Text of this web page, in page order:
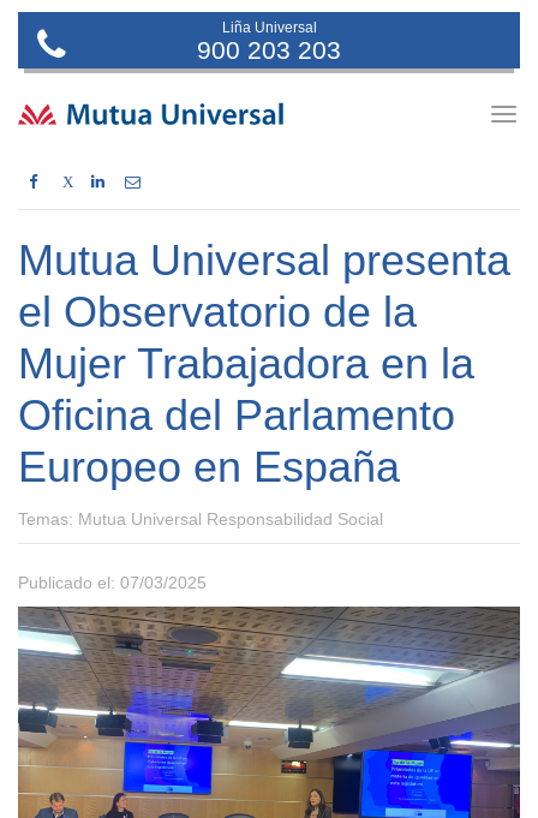
Liña Universal
900 203 203
X
Mutua Universal presenta
el Observatorio de la
Mujer Trabajadora en la
Oficina del Parlamento
Europeo en España
Temas: Mutua Universal Responsabilidad Social
Publicado el: 07/03/2025